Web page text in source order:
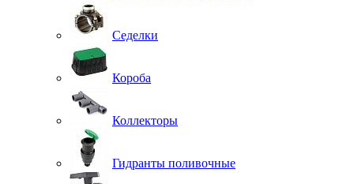
Седелки
Короба
Коллекторы
Гидранты поливочные